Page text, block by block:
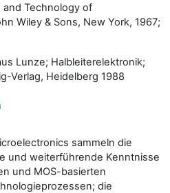
and Technology of
Wiley & Sons, New York, 1967;
Lunze; Halbleiterelektronik;
Verlag, Heidelberg 1988
sammeln die
und weiterführende Kenntnisse
und MOS-basierten
die